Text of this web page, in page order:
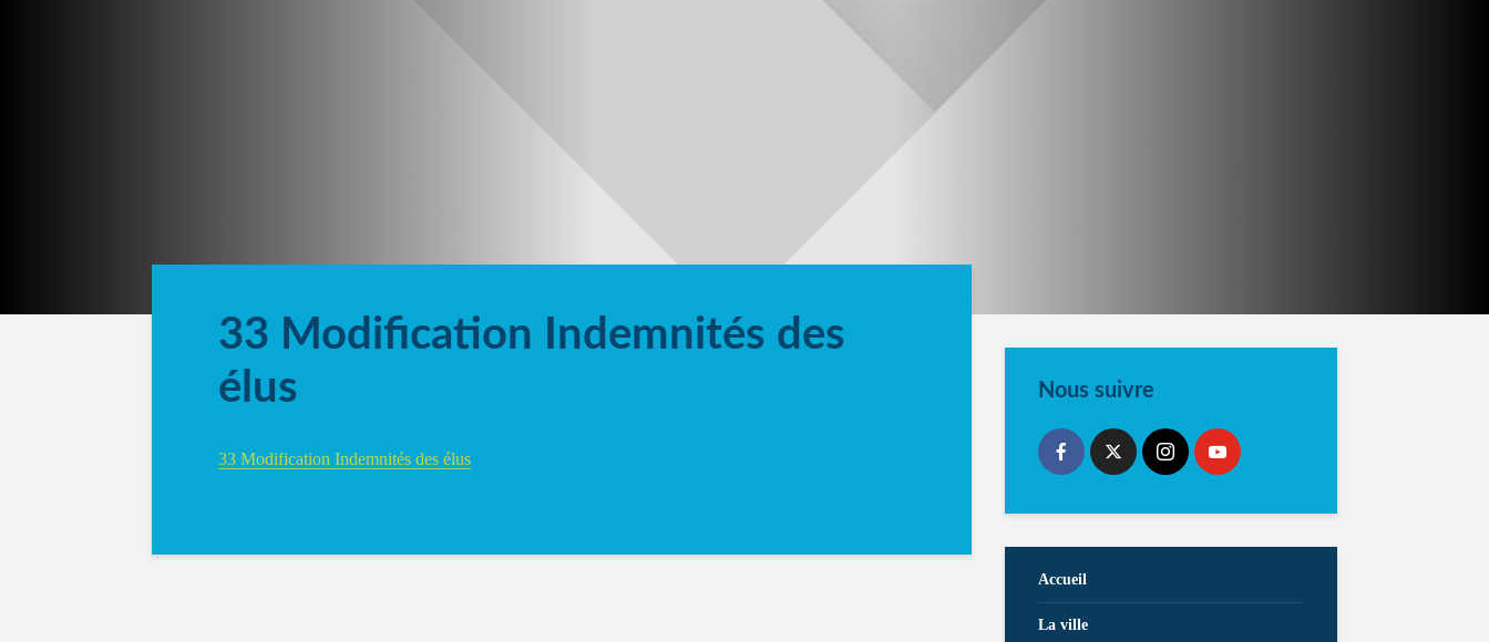
33 Modification Indemnités des
élus
33 Modification Indemnités des élus
Nous suivre
Accueil
La ville